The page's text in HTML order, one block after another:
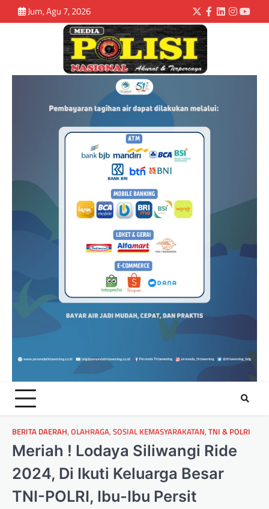
Jum, Agu 7, 2026
BERITA DAERAH, OLAHRAGA, SOSIAL KEMASYARAKATAN, TNI & POLRI
Meriah ! Lodaya Siliwangi Ride
2024, Di Ikuti Keluarga Besar
TNI-POLRI, Ibu-Ibu Persit